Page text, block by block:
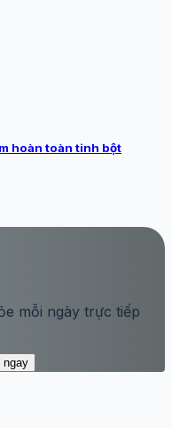
hoàn toàn tinh bột
mỗi ngày trực tiếp
ngay